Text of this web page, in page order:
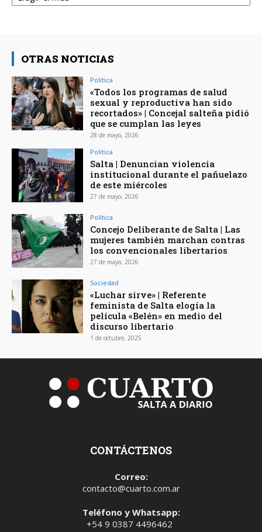
OTRAS NOTICIAS
Política
«Todos los programas de salud
sexual y reproductiva han sido
recortados» | Concejal salteña pidió
que se cumplan las leyes
28 de mayo, 2026
Política
Salta | Denuncian violencia
institucional durante el pañuelazo
de este miércoles
27 de mayo, 2026
Política
Concejo Deliberante de Salta | Las
mujeres también marchan contras
los convencionales libertarios
27 de mayo, 2026
Sociedad
«Luchar sirve» | Referente
feminista de Salta elogia la
película «Belén» en medio del
discurso libertario
1 de octubre, 2025
CONTÁCTENOS
Correo:
contacto@cuarto.com.ar
Teléfono y Whatsapp:
+54 9 0387 4496462